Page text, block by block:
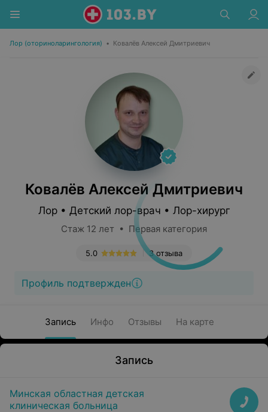
Лор (оториноларингология) • Ковалёв Алексей Дмитриевич
Ковалёв Алексей Дмитриевич
Лор • Детский лор-врач • Лор-хирург
Стаж 12 лет • Первая категория
3 отзыва
5.0
Профиль подтвержден
Запись Инфо Отзывы На карте
Запись
Минская областная детская
клиническая больница